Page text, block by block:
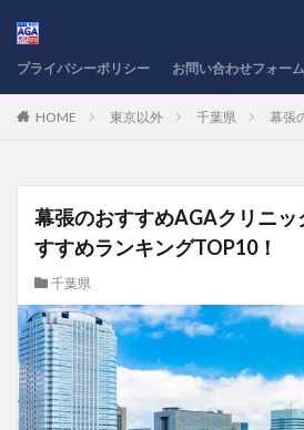
プライバシーポリシー お問い合わせフォーム
HOME 東京以外 千葉県 幕張
幕張のおすすめAGAクリニ
すすめランキングTOP10！
千葉県